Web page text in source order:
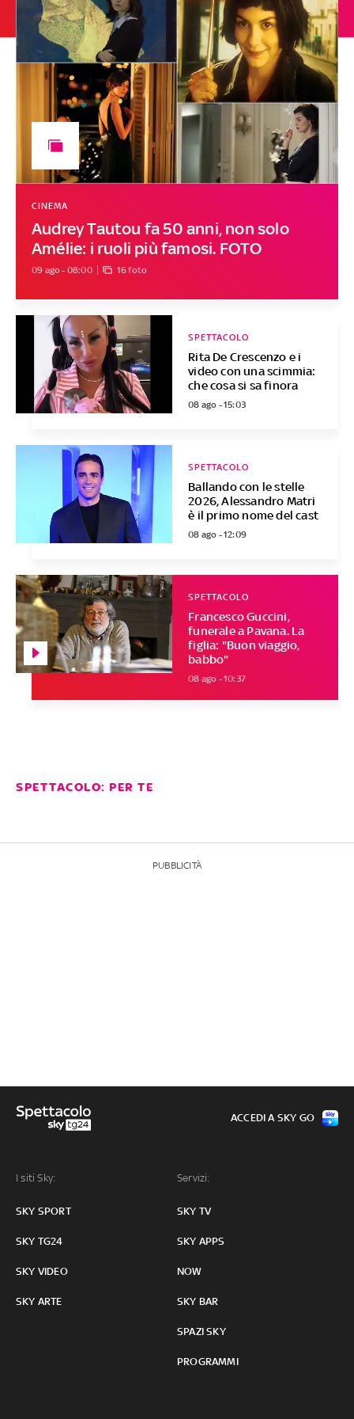
Audrey Tautou fa 50 anni, non solo
Amélie: i ruoli più famosi. FOTO
CINEMA
09 ago - 08:00 16 foto
Rita De Crescenzo e i
video con una scimmia:
che cosa si sa finora
SPETTACOLO
08 ago - 15:03
Ballando con le stelle
2026, Alessandro Matri
è il primo nome del cast
SPETTACOLO
08 ago - 12:09
Francesco Guccini,
funerale a Pavana. La
figlia: "Buon viaggio,
babbo"
SPETTACOLO
08 ago - 10:37
SPETTACOLO: PER TE
PUBBLICITÀ
I siti Sky:
SKY SPORT
SKY TG24
SKY VIDEO
SKY ARTE
Servizi:
SKY TV
SKY APPS
NOW
SKY BAR
SPAZI SKY
PROGRAMMI
ACCEDI A SKY GO